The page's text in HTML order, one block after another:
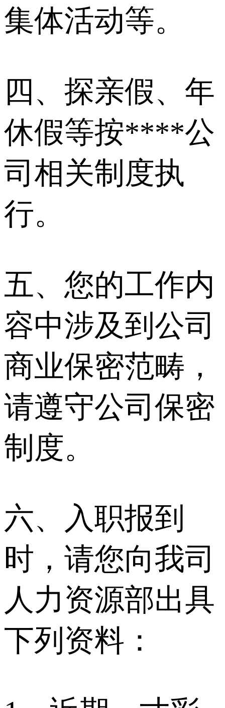
集体活动等。
四、探亲假、年
休假等按****公
司相关制度执
行。
五、您的工作内
容中涉及到公司
商业保密范畴，
请遵守公司保密
制度。
六、入职报到
时，请您向我司
人力资源部出具
下列资料：